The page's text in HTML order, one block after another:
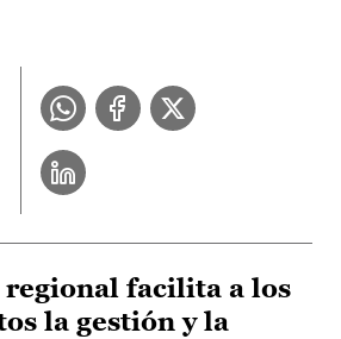
facilita a los
la gestión y la